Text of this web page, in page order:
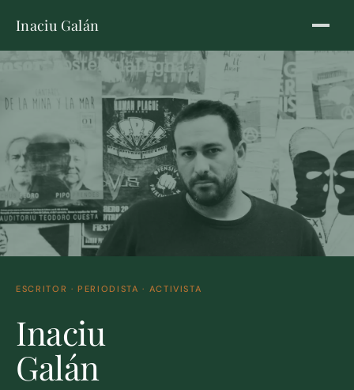
Inaciu Galán
ESCRITOR · PERIODISTA · ACTIVISTA
Inaciu
Galán